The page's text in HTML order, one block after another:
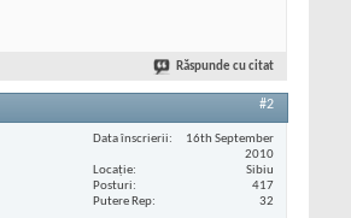
Răspunde cu citat
#2
Data înscrierii
16th September
2010
Locaţie
Sibiu
Posturi
417
Putere Rep
32